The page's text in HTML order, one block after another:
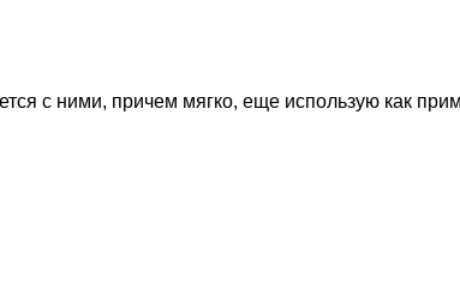
с ними, причем мягко, еще использую как